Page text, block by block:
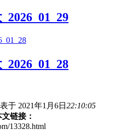
于 2021年1月6日 22:10:05
链接：
13328.html